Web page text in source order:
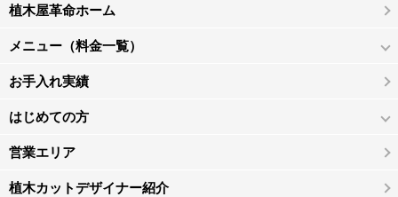
植木屋革命ホーム
メニュー（料金一覧）
お手入れ実績
はじめての方
営業エリア
植木カットデザイナー紹介